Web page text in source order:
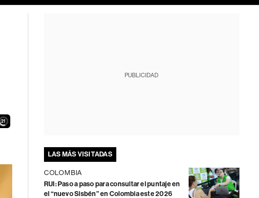
19
PUBLICIDAD
LAS MÁS VISITADAS
COLOMBIA
RUI: Paso a paso para consultar el puntaje en
el “nuevo Sisbén” en Colombia este 2026